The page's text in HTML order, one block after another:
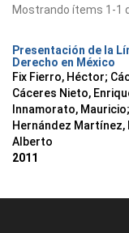
Mostrando ítems 1-1
Presentación de la
Derecho en México
Fix Fierro, Héctor;
Cáceres Nieto,
Innamorato, Mauricio;
Hernández Martínez,
Alberto
2011